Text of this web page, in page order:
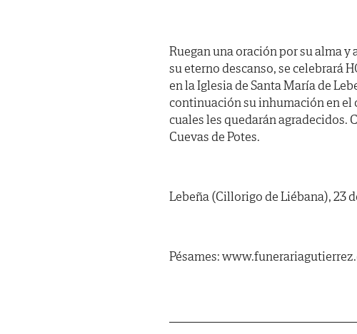
Ruegan una oración por su alma
su eterno descanso, se celebrará
en la Iglesia de Santa María de
continuación su inhumación en el
cuales les quedarán agradecidos.
Cuevas de Potes.
Lebeña (Cillorigo de Liébana), 23
Pésames: